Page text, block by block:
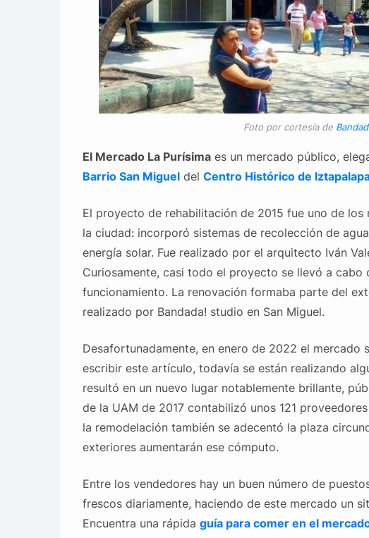
Foto por cortesía de
El Mercado La Purísimaes un mercado público,
Barrio San Migueldel Centro Histórico de
El proyecto de rehabilitación de 2015 fue uno de los
la ciudad: incorporó sistemas de recolección de
energía solar. Fue realizado por el arquitecto Iván
Curiosamente, casi todo el proyecto se llevó a cabo
funcionamiento. La renovación formaba parte del
realizado por Bandada! studio en San Miguel.
Desafortunadamente, en enero de 2022 el mercado
escribir este artículo, todavía se están realizando
resultó en un nuevo lugar notablemente brillante,
de la UAM de 2017 contabilizó unos 121
la remodelación también se adecentó la plaza
exteriores aumentarán ese cómputo.
Entre los vendedores hay un buen número de
frescos diariamente, haciendo de este mercado un
Encuentra una rápida guía para comer en el